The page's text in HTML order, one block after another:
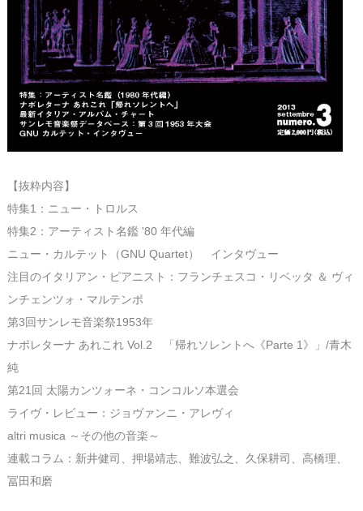
【抜粋内容】
特集1：ニュー・トロルス
特集2：アーティスト名鑑 '80 年代編
ニュー・カルテット（GNU Quartet） インタヴュー
注目のイタリアン・ピアニスト：フランチェスコ・リベッタ ＆ ヴィ
ンチェンツォ・マルテンポ
第3回サンレモ音楽祭1953年
ナポレターナ あれこれ Vol.2 「帰れソレントへ《Parte 1》」/青木
純
第21回 太陽カンツォーネ・コンコルソ本選会
ライヴ・レビュー：ジョヴァンニ・アレヴィ
altri musica ～その他の音楽～
連載コラム：新井健司、押場靖志、難波弘之、久保耕司、高橋理、
冨田和磨